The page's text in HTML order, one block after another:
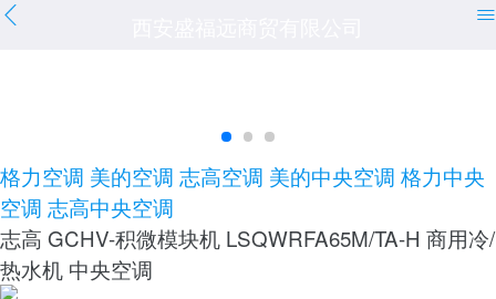
格力空调 美的空调 志高空调 美的中央空调 格力中央
空调 志高中央空调
志高 GCHV-积微模块机 LSQWRFA65M/TA-H 商用冷/
热水机 中央空调